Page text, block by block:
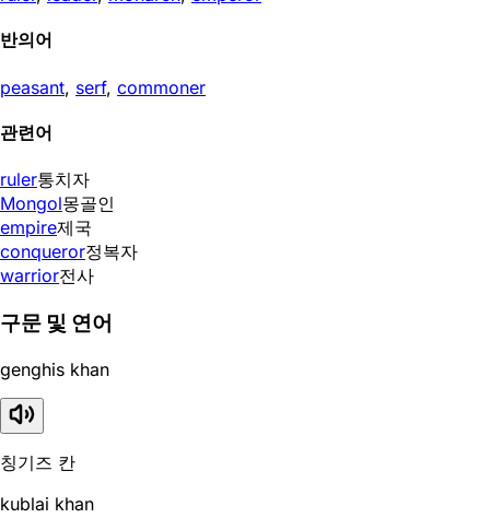
반의어
peasant, serf, commoner
관련어
ruler통치자
Mongol몽골인
empire제국
conqueror정복자
warrior전사
구문 및 연어
genghis khan
칭기즈 칸
kublai khan